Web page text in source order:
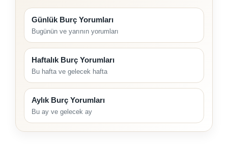
Günlük Burç Yorumları
Bugünün ve yarının yorumları
Haftalık Burç Yorumları
Bu hafta ve gelecek hafta
Aylık Burç Yorumları
Bu ay ve gelecek ay